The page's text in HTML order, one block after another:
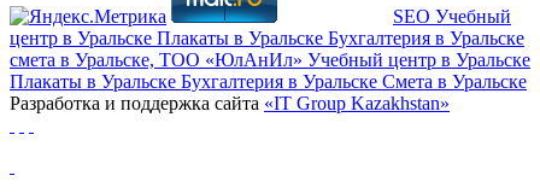
SEO Учебный
центр в Уральске Плакаты в Уральске Бухгалтерия в Уральске
смета в Уральске, ТОО «ЮлАнИл» Учебный центр в Уральске
Плакаты в Уральске Бухгалтерия в Уральске Cмета в Уральске
Разработка и поддержка сайта «IT Group Kazakhstan»